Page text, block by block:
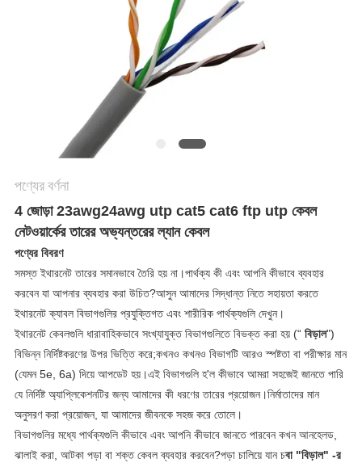
পণ্যের বর্ণনা
4 জোড়া 23awg24awg utp cat5 cat6 ftp utp কেবল
নেটওয়ার্কের তারের অভ্যন্তরের ল্যান কেবল
পণ্যের বিবরণ
সমস্ত ইথারনেট তারের সমানভাবে তৈরি হয় না।পার্থক্য কী এবং আপনি কীভাবে ব্যবহার
করবেন যা আপনার ব্যবহার করা উচিত?আসুন আমাদের সিদ্ধান্ত নিতে সহায়তা করতে
ইথারনেট ক্যাবল বিভাগগুলির প্রযুক্তিগত এবং শারীরিক পার্থক্যগুলি দেখুন।
ইথারনেট কেবলগুলি ধারাবাহিকভাবে সংখ্যাযুক্ত বিভাগগুলিতে বিভক্ত করা হয় (“ বিড়াল")
বিভিন্ন নির্দিষ্টকরণের উপর ভিত্তি করে;কখনও কখনও বিভাগটি আরও স্পষ্টতা বা পরীক্ষার মান
(যেমন 5e, 6a) দিয়ে আপডেট হয়।এই বিভাগগুলি হ'ল কীভাবে আমরা সহজেই জানতে পারি
যে নির্দিষ্ট অ্যাপ্লিকেশনটির জন্য আমাদের কী ধরণের তারের প্রয়োজন।নির্মাতাদের মান
অনুসরণ করা প্রয়োজন, যা আমাদের জীবনকে সহজ করে তোলে।
বিভাগগুলির মধ্যে পার্থক্যগুলি কীভাবে এবং আপনি কীভাবে জানতে পারবেন কখন আনহেলড,
ঝালাই করা, আটকা পড়া বা শক্ত কেবল ব্যবহার করবেন?পড়া চালিয়ে যান চবা "বিড়াল" -র